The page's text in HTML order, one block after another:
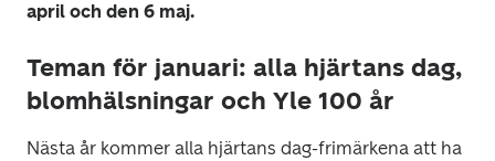
april och den 6 maj.
Teman för januari: alla hjärtans dag,
blomhälsningar och Yle 100 år
Nästa år kommer alla hjärtans dag-frimärkena att ha